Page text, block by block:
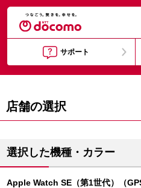
サポート
店舗の選択
選択した機種・カラー
Apple Watch SE（第1世代）（